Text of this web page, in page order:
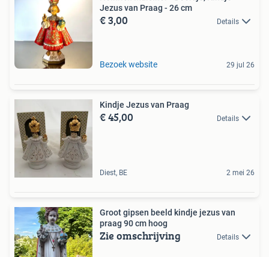
Jezus van Praag - 26 cm
€ 3,00 Details
Bezoek website 29 jul 26
Kindje Jezus van Praag
€ 45,00 Details
Diest, BE 2 mei 26
Groot gipsen beeld kindje jezus van
praag 90 cm hoog
Zie omschrijving Details